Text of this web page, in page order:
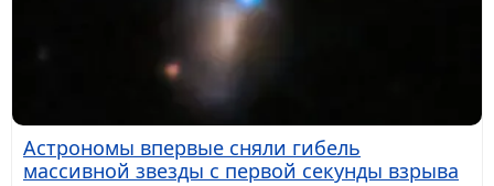
Астрономы впервые сняли гибель
массивной звезды с первой секунды взрыва